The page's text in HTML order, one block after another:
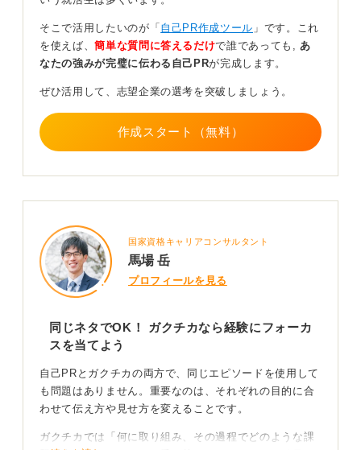
ように活かせるのかを具体的に示すことが必要とされま
す。
げられると、話に一貫性が生まれやすいです。聞いてい
る採用担当者もスムーズに内容を理解できるでしょう。
変化を起点にして説得力のある自己PRとガクチカを
からないというときは、あなたの行動によって何かしら
の「変化」が生まれた出来事に注目してみましょう。そ
の変化が、あなたの強みを具体的に示すものとなりま
す。
ミのグループワークが円滑に進むようになったというエ
ピソードがあったとしましょう。
そこで、議論が停滞しないよう積極的に話を振ったり、
意見をまとめる役割を担ったりしたのであれば、そこに
あなたの強みがあるといえます。あなたの行動で、議論
そこで活用したいのが「 自己PR作成ツール 」です。これ
を使えば、簡単な質問に答えるだけで誰であっても, あ
なたの強みが完璧に伝わる自己PRが完成します。
ぜひ活用して、志望企業の選考を突破しましょう。
作成スタート（無料）
国家資格キャリアコンサルタント
馬場 岳
プロフィールを見る
同じネタでOK！ ガクチカなら経験にフォーカ
スを当てよう
自己PRとガクチカの両方で、同じエピソードを使用して
も問題はありません。重要なのは、それぞれの目的に合
わせて伝え方や見せ方を変えることです。
ガクチカでは「何に取り組み、その過程でどのような課